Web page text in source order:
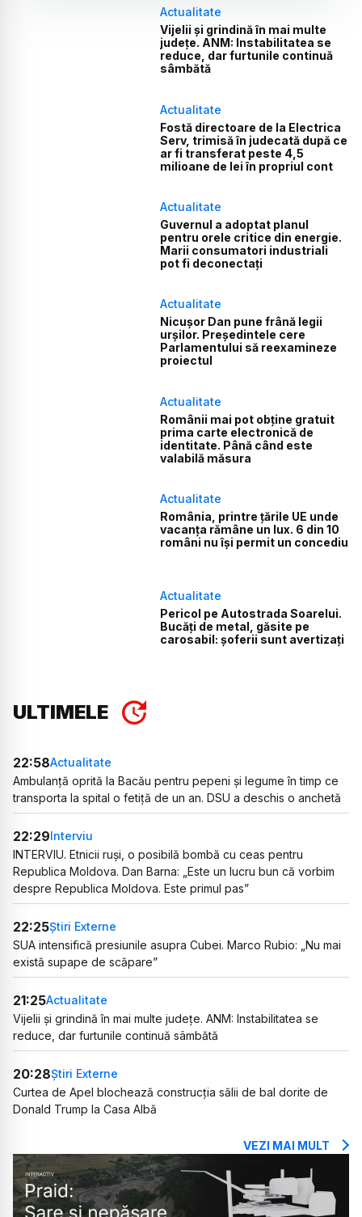
Actualitate
Vijelii și grindină în mai multe
județe. ANM: Instabilitatea se
reduce, dar furtunile continuă
sâmbătă
Actualitate
Fostă directoare de la Electrica
Serv, trimisă în judecată după ce
ar fi transferat peste 4,5
milioane de lei în propriul cont
Actualitate
Guvernul a adoptat planul
pentru orele critice din energie.
Marii consumatori industriali
pot fi deconectați
Actualitate
Nicușor Dan pune frână legii
urșilor. Președintele cere
Parlamentului să reexamineze
proiectul
Actualitate
Românii mai pot obține gratuit
prima carte electronică de
identitate. Până când este
valabilă măsura
Actualitate
România, printre țările UE unde
vacanța rămâne un lux. 6 din 10
români nu își permit un concediu
Actualitate
Pericol pe Autostrada Soarelui.
Bucăți de metal, găsite pe
carosabil: șoferii sunt avertizați
ULTIMELE
22:58Actualitate
Ambulanță oprită la Bacău pentru pepeni și legume în timp ce
transporta la spital o fetiță de un an. DSU a deschis o anchetă
22:29Interviu
INTERVIU. Etnicii ruși, o posibilă bombă cu ceas pentru
Republica Moldova. Dan Barna: „Este un lucru bun că vorbim
despre Republica Moldova. Este primul pas”
22:25Știri Externe
SUA intensifică presiunile asupra Cubei. Marco Rubio: „Nu mai
există supape de scăpare”
21:25Actualitate
Vijelii și grindină în mai multe județe. ANM: Instabilitatea se
reduce, dar furtunile continuă sâmbătă
20:28Știri Externe
Curtea de Apel blochează construcția sălii de bal dorite de
Donald Trump la Casa Albă
VEZI MAI MULT